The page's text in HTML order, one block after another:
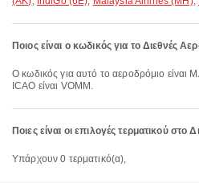
Ποιος είναι ο κωδικός για το Διεθνές
Ο κωδικός για αυτό το αεροδρόμιο είναι MAA. Εν τω μεταξύ, ο κωδικός
ICAO είναι VOMM.
Ποιες είναι οι επιλογές τερματικού στο
Υπάρχουν 0 τερματικό(α),